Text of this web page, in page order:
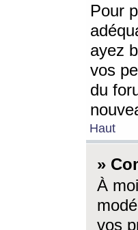
Pour
ayez
vos
du
Haut
»
À
vos